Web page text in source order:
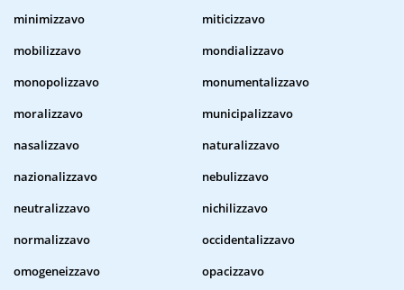
minimizzavo
miticizzavo
mobilizzavo
mondializzavo
monopolizzavo
monumentalizzavo
moralizzavo
municipalizzavo
nasalizzavo
naturalizzavo
nazionalizzavo
nebulizzavo
neutralizzavo
nichilizzavo
normalizzavo
occidentalizzavo
omogeneizzavo
opacizzavo